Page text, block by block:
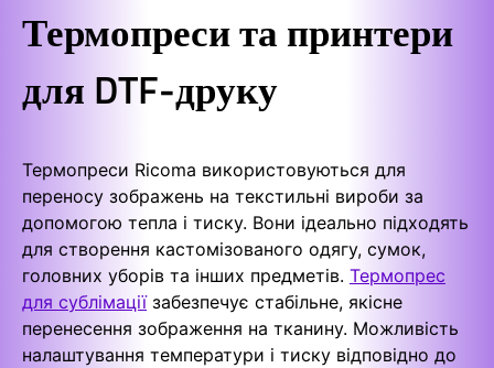
Термопреси та принтери
для DTF-друку
Термопреси Ricoma використовуються для
переносу зображень на текстильні вироби за
допомогою тепла і тиску. Вони ідеально підходять
для створення кастомізованого одягу, сумок,
головних уборів та інших предметів. Термопрес
для сублімаціїзабезпечує стабільне, якісне
перенесення зображення на тканину. Можливість
налаштування температури і тиску відповідно до